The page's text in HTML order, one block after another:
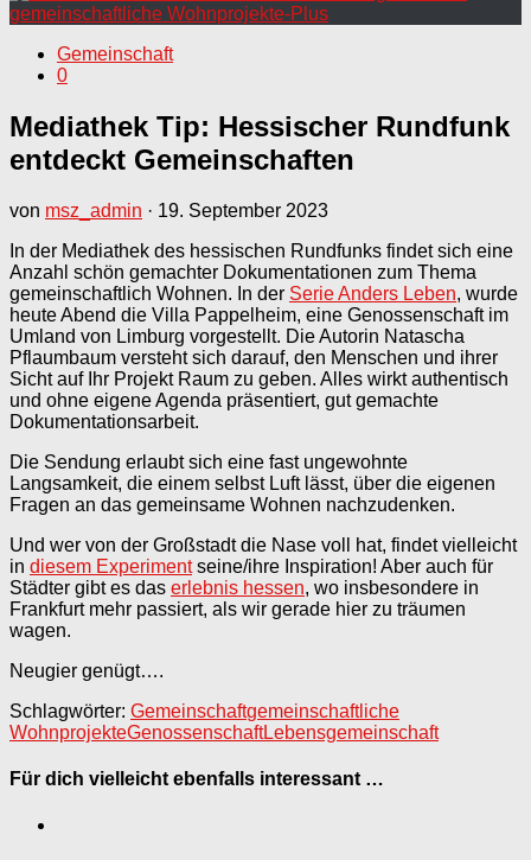
Gemeinschaft
0
Mediathek Tip: Hessischer Rundfunk
entdeckt Gemeinschaften
von msz_admin · 19. September 2023
In der Mediathek des hessischen Rundfunks findet sich eine
Anzahl schön gemachter Dokumentationen zum Thema
gemeinschaftlich Wohnen. In der Serie Anders Leben, wurde
heute Abend die Villa Pappelheim, eine Genossenschaft im
Umland von Limburg vorgestellt. Die Autorin Natascha
Pflaumbaum versteht sich darauf, den Menschen und ihrer
Sicht auf Ihr Projekt Raum zu geben. Alles wirkt authentisch
und ohne eigene Agenda präsentiert, gut gemachte
Dokumentationsarbeit.
Die Sendung erlaubt sich eine fast ungewohnte
Langsamkeit, die einem selbst Luft lässt, über die eigenen
Fragen an das gemeinsame Wohnen nachzudenken.
Und wer von der Großstadt die Nase voll hat, findet vielleicht
in diesem Experimentseine/ihre Inspiration! Aber auch für
Städter gibt es das erlebnis hessen, wo insbesondere in
Frankfurt mehr passiert, als wir gerade hier zu träumen
wagen.
Neugier genügt….
Schlagwörter: Gemeinschaftgemeinschaftliche
WohnprojekteGenossenschaftLebensgemeinschaft
Für dich vielleicht ebenfalls interessant …